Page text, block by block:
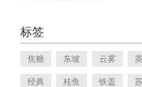
标签
焦糖 东坡 云雾
经典 桂鱼 铁盖